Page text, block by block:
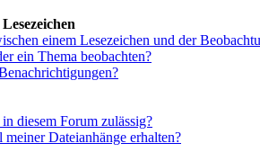
einem Lesezeichen und der
ein Thema beobachten?
diesem Forum zulässig?
Dateianhänge erhalten?